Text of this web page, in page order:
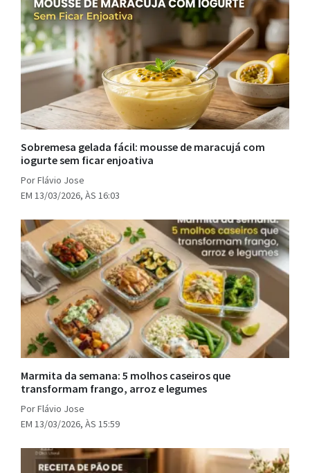
Sobremesa gelada fácil: mousse de maracujá com
iogurte sem ficar enjoativa
Por Flávio Jose
EM 13/03/2026, ÀS 16:03
Marmita da semana: 5 molhos caseiros que
transformam frango, arroz e legumes
Por Flávio Jose
EM 13/03/2026, ÀS 15:59